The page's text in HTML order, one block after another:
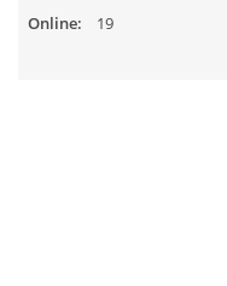
Online: 19